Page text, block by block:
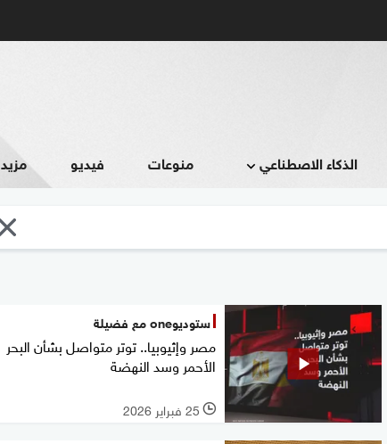
الذكاء الاصطناعي منوعات فيديو مزيد
ستوديوone مع فضيلة
مصر وإثيوبيا.. توتر متواصل بشأن البحر
الأحمر وسد النهضة
l 25 فبراير 2026